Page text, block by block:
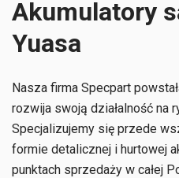
Akumulatory
Yuasa
Nasza firma Specpart
rozwija swoją działalność na
Specjalizujemy się przede
formie detalicznej i hurtowej
punktach sprzedaży w całej